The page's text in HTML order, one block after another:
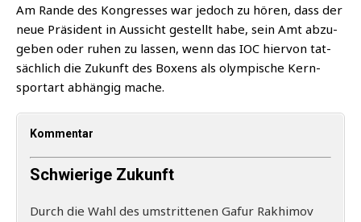
Am Ran­de des Kon­gres­ses war jedoch zu hören, dass der
neue Prä­si­dent in Aus­sicht gestellt habe, sein Amt abzu­
ge­ben oder ruhen zu las­sen, wenn das IOC hier­von tat­
säch­lich die Zukunft des Boxens als olym­pi­sche Kern­
sport­art abhän­gig mache.
Kommentar
Schwierige Zukunft
Durch die Wahl des umstrit­te­nen Gaf­ur Rak­hi­mov